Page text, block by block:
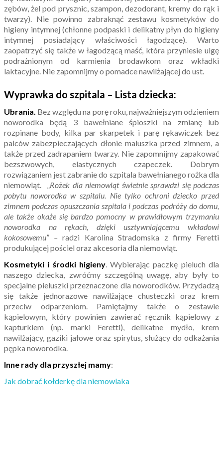
zębów, żel pod prysznic, szampon, dezodorant, kremy do rąk i
twarzy). Nie powinno zabraknąć zestawu kosmetyków do
higieny intymnej (chłonne podpaski i delikatny płyn do higieny
intymnej posiadający właściwości łagodzące). Warto
zaopatrzyć się także w łagodzącą maść, która przyniesie ulgę
podrażnionym od karmienia brodawkom oraz wkładki
laktacyjne. Nie zapomnijmy o pomadce nawilżającej do ust.
Wyprawka do szpitala – Lista dziecka:
Ubrania. Bez względu na porę roku, najważniejszym odzieniem
noworodka będą 3 bawełniane śpioszki na zmianę lub
rozpinane body, kilka par skarpetek i parę rękawiczek bez
palców zabezpieczających dłonie maluszka przed zimnem, a
także przed zadrapaniem twarzy. Nie zapomnijmy zapakować
bezszwowych, elastycznych czapeczek. Dobrym
rozwiązaniem jest zabranie do szpitala bawełnianego rożka dla
niemowląt. „Rożek dla niemowląt świetnie sprawdzi się podczas
pobytu noworodka w szpitalu. Nie tylko ochroni dziecko przed
zimnem podczas opuszczania szpitala i podczas podróży do domu,
ale także okaże się bardzo pomocny w prawidłowym trzymaniu
noworodka na rękach, dzięki usztywniającemu wkładowi
kokosowemu” –radzi Karolina Stradomska z firmy Feretti
produkującej pościel oraz akcesoria dla niemowląt.
Kosmetyki i środki higieny. Wybierając paczkę pieluch dla
naszego dziecka, zwróćmy szczególną uwagę, aby były to
specjalne pieluszki przeznaczone dla noworodków. Przydadzą
się także jednorazowe nawilżające chusteczki oraz krem
przeciw odparzeniom. Pamiętajmy także o zestawie
kąpielowym, który powinien zawierać ręcznik kąpielowy z
kapturkiem (np. marki Feretti), delikatne mydło, krem
nawilżający, gaziki jałowe oraz spirytus, służący do odkażania
pępka noworodka.
Inne rady dla przyszłej mamy:
Jak dobrać kołderkę dla niemowlaka